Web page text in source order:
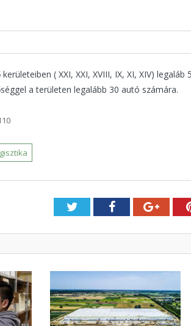
( XXI, XXI, XVIII, IX, XI, XIV)
a területen legalább 30 autó számára.
TwitterFacebook